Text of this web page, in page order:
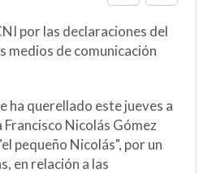
por las declaraciones del
medios de comunicación
ha querellado este jueves a
Nicolás Gómez
pequeño Nicolás", por un
en relación a las